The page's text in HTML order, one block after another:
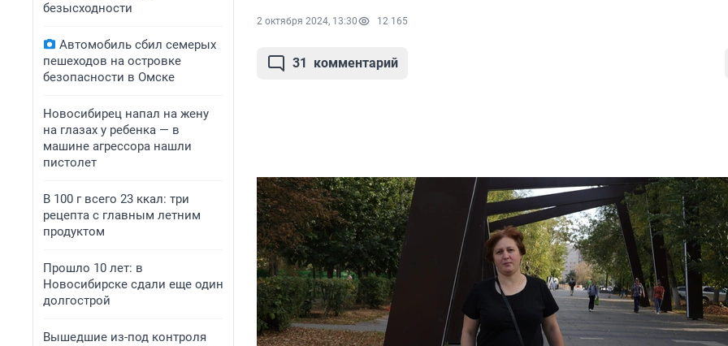
безысходности
Автомобиль сбил семерых
пешеходов на островке
безопасности в Омске
Новосибирец напал на жену
на глазах у ребенка — в
машине агрессора нашли
пистолет
В 100 г всего 23 ккал: три
рецепта с главным летним
продуктом
Прошло 10 лет: в
Новосибирске сдали еще один
долгострой
Вышедшие из-под контроля
2 октября 2024, 13:30 12 165
31 комментарий